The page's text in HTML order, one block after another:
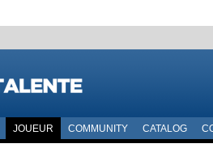
JOUEUR COMMUNITY CATALOG